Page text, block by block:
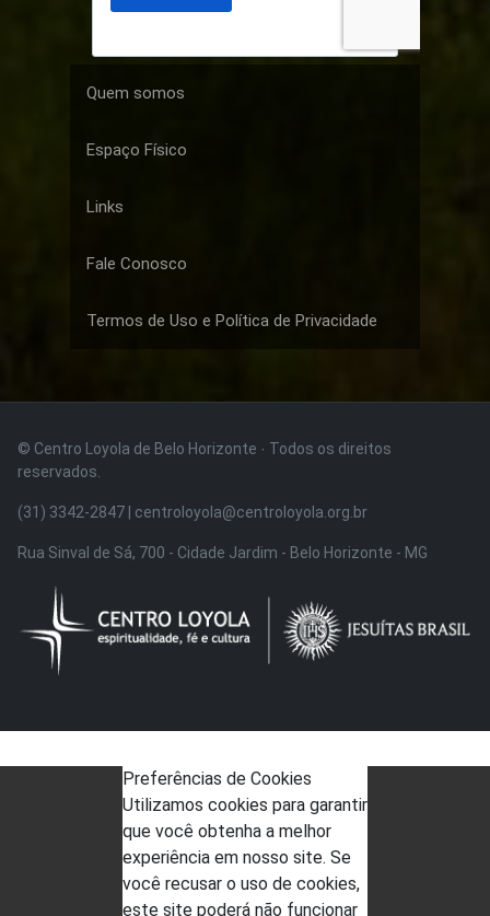
Quem somos
Espaço Físico
Links
Fale Conosco
Termos de Uso e Política de Privacidade
© Centro Loyola de Belo Horizonte · Todos os direitos
reservados.
(31) 3342-2847 | centroloyola@centroloyola.org.br
Rua Sinval de Sá, 700 - Cidade Jardim - Belo Horizonte - MG
Preferências de Cookies
Utilizamos cookies para garantir
que você obtenha a melhor
experiência em nosso site. Se
você recusar o uso de cookies,
este site poderá não funcionar